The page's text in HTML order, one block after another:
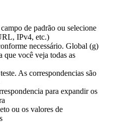
de padrão ou selecione
IPv4, etc.)
necessário. Global (g)
que você veja todas as
As correspondencias são
para expandir os
ou os valores de